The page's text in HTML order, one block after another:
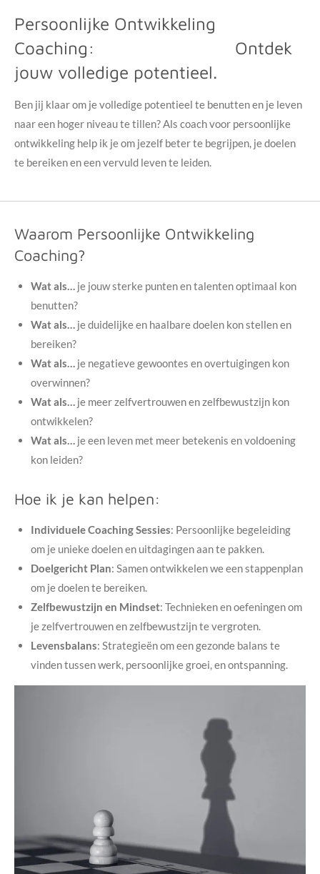
Persoonlijke Ontwikkeling
Coaching: Ontdek
jouw volledige potentieel.
Ben jij klaar om je volledige potentieel te benutten en je leven
naar een hoger niveau te tillen? Als coach voor persoonlijke
ontwikkeling help ik je om jezelf beter te begrijpen, je doelen
te bereiken en een vervuld leven te leiden.
Waarom Persoonlijke Ontwikkeling
Coaching?
Wat als…je jouw sterke punten en talenten optimaal kon
benutten?
Wat als…je duidelijke en haalbare doelen kon stellen en
bereiken?
Wat als…je negatieve gewoontes en overtuigingen kon
overwinnen?
Wat als…je meer zelfvertrouwen en zelfbewustzijn kon
ontwikkelen?
Wat als…je een leven met meer betekenis en voldoening
kon leiden?
Hoe ik je kan helpen:
Individuele Coaching Sessies: Persoonlijke begeleiding
om je unieke doelen en uitdagingen aan te pakken.
Doelgericht Plan: Samen ontwikkelen we een stappenplan
om je doelen te bereiken.
Zelfbewustzijn en Mindset: Technieken en oefeningen om
je zelfvertrouwen en zelfbewustzijn te vergroten.
Levensbalans: Strategieën om een gezonde balans te
vinden tussen werk, persoonlijke groei, en ontspanning.